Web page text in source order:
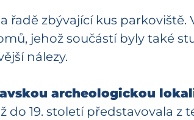
řadě zbývající kus parkoviště.
jehož součástí byly také
nálezy.
archeologickou
19. století představovala z